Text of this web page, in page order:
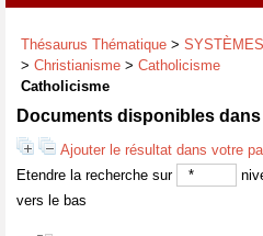
Thésaurus Thématique >
> Christianisme > Catholicisme
Catholicisme
Documents disponibles
Ajouter le résultat dans votre
Etendre la recherche sur
vers le bas